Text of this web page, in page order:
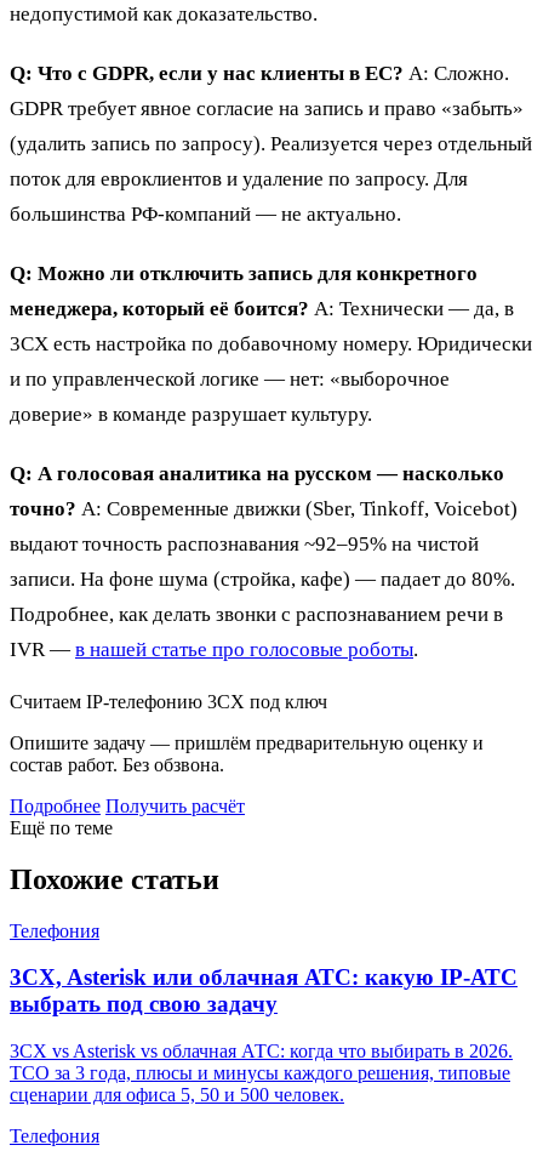
недопустимой как доказательство.
Q: Что с GDPR, если у нас клиенты в ЕС? A: Сложно.
GDPR требует явное согласие на запись и право «забыть»
(удалить запись по запросу). Реализуется через отдельный
поток для евроклиентов и удаление по запросу. Для
большинства РФ-компаний — не актуально.
Q: Можно ли отключить запись для конкретного
менеджера, который её боится? A: Технически — да, в
3CX есть настройка по добавочному номеру. Юридически
и по управленческой логике — нет: «выборочное
доверие» в команде разрушает культуру.
Q: А голосовая аналитика на русском — насколько
точно? A: Современные движки (Sber, Tinkoff, Voicebot)
выдают точность распознавания ~92–95% на чистой
записи. На фоне шума (стройка, кафе) — падает до 80%.
Подробнее, как делать звонки с распознаванием речи в
IVR — в нашей статье про голосовые роботы.
Считаем IP-телефонию 3CX под ключ
Опишите задачу — пришлём предварительную оценку и
состав работ. Без обзвона.
Подробнее Получить расчёт
Ещё по теме
Похожие статьи
Телефония
3CX, Asterisk или облачная АТС: какую IP-АТС
выбрать под свою задачу
3CX vs Asterisk vs облачная АТС: когда что выбирать в 2026.
TCO за 3 года, плюсы и минусы каждого решения, типовые
сценарии для офиса 5, 50 и 500 человек.
Телефония